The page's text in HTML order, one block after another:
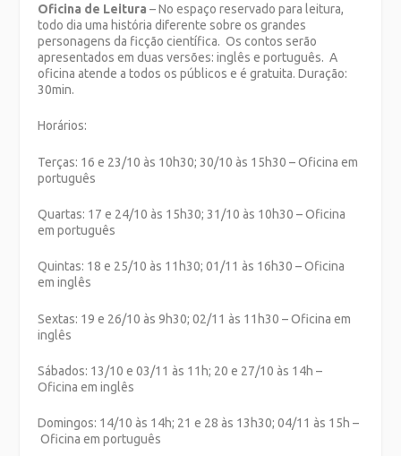
Oficina de Leitura – No espaço reservado para leitura,
todo dia uma história diferente sobre os grandes
personagens da ficção científica. Os contos serão
apresentados em duas versões: inglês e português. A
oficina atende a todos os públicos e é gratuita. Duração:
30min.
Horários:
Terças: 16 e 23/10 às 10h30; 30/10 às 15h30 – Oficina em
português
Quartas: 17 e 24/10 às 15h30; 31/10 às 10h30 – Oficina
em português
Quintas: 18 e 25/10 às 11h30; 01/11 às 16h30 – Oficina
em inglês
Sextas: 19 e 26/10 às 9h30; 02/11 às 11h30 – Oficina em
inglês
Sábados: 13/10 e 03/11 às 11h; 20 e 27/10 às 14h –
Oficina em inglês
Domingos: 14/10 às 14h; 21 e 28 às 13h30; 04/11 às 15h –
Oficina em português